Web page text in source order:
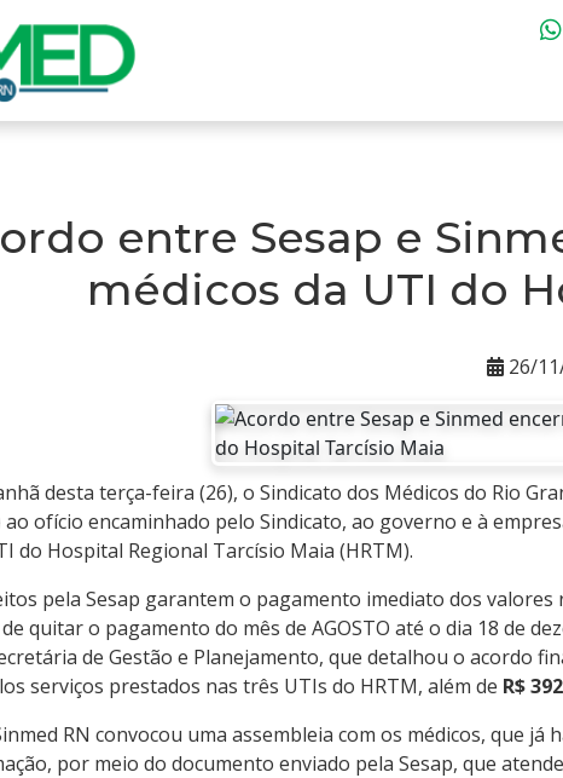
entre Sesap e
médicos da UTI do
26/
desta terça-feira (26), o Sindicato dos Médicos do Rio
ao ofício encaminhado pelo Sindicato, ao governo e à
do Hospital Regional Tarcísio Maia (HRTM).
pela Sesap garantem o pagamento imediato dos
quitar o pagamento do mês de AGOSTO até o dia 18 de
de Gestão e Planejamento, que detalhou o acordo
serviços prestados nas três UTIs do HRTM, além de R$
RN convocou uma assembleia com os médicos, que
por meio do documento enviado pela Sesap, que